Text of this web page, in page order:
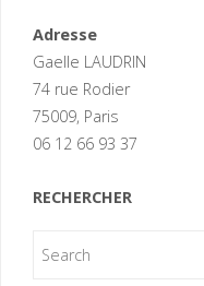
Adresse
Gaelle LAUDRIN
74 rue Rodier
75009, Paris
06 12 66 93 37
RECHERCHER